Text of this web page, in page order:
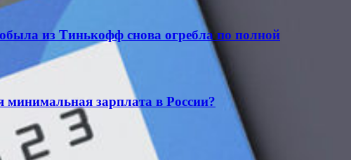
из Тинькофф снова огребла по полной
зарплата в России?